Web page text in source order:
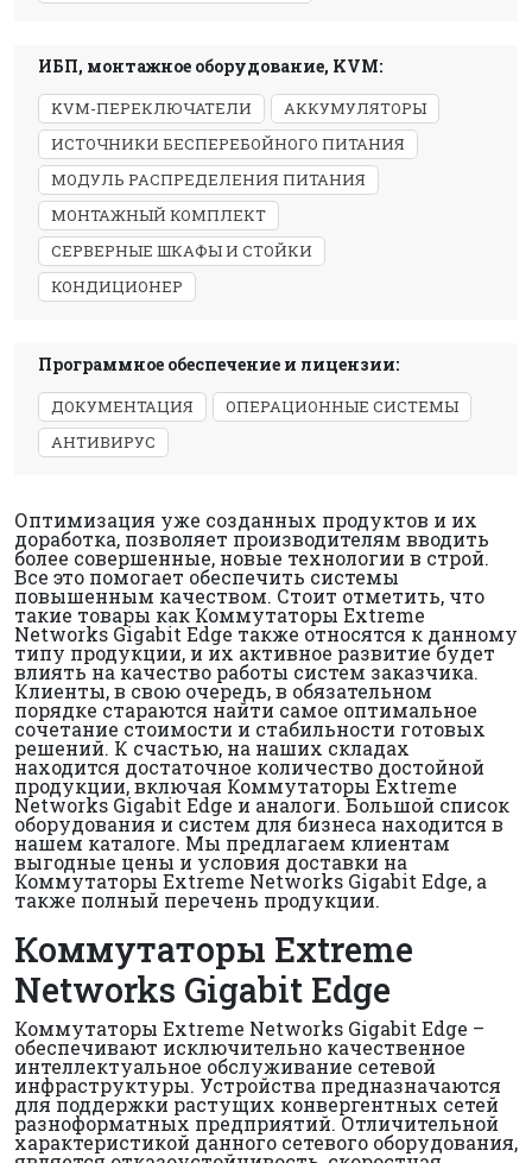
ИБП, монтажное оборудование, KVM:
KVM-ПЕРЕКЛЮЧАТЕЛИ
АККУМУЛЯТОРЫ
ИСТОЧНИКИ БЕСПЕРЕБОЙНОГО ПИТАНИЯ
МОДУЛЬ РАСПРЕДЕЛЕНИЯ ПИТАНИЯ
МОНТАЖНЫЙ КОМПЛЕКТ
СЕРВЕРНЫЕ ШКАФЫ И СТОЙКИ
КОНДИЦИОНЕР
Программное обеспечение и лицензии:
ДОКУМЕНТАЦИЯ
ОПЕРАЦИОННЫЕ СИСТЕМЫ
АНТИВИРУС
Оптимизация уже созданных продуктов и их
доработка, позволяет производителям вводить
более совершенные, новые технологии в строй.
Все это помогает обеспечить системы
повышенным качеством. Стоит отметить, что
такие товары как Коммутаторы Extreme
Networks Gigabit Edge также относятся к данному
типу продукции, и их активное развитие будет
влиять на качество работы систем заказчика.
Клиенты, в свою очередь, в обязательном
порядке стараются найти самое оптимальное
сочетание стоимости и стабильности готовых
решений. К счастью, на наших складах
находится достаточное количество достойной
продукции, включая Коммутаторы Extreme
Networks Gigabit Edge и аналоги. Большой список
оборудования и систем для бизнеса находится в
нашем каталоге. Мы предлагаем клиентам
выгодные цены и условия доставки на
Коммутаторы Extreme Networks Gigabit Edge, а
также полный перечень продукции.
Коммутаторы Extreme
Networks Gigabit Edge
Коммутаторы Extreme Networks Gigabit Edge –
обеспечивают исключительно качественное
интеллектуальное обслуживание сетевой
инфраструктуры. Устройства предназначаются
для поддержки растущих конвергентных сетей
разноформатных предприятий. Отличительной
характеристикой данного сетевого оборудования,